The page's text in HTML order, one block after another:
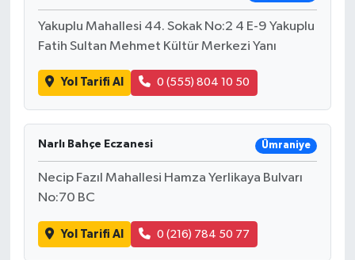
Yakuplu Mahallesi 44. Sokak No:2 4 E-9 Yakuplu
Fatih Sultan Mehmet Kültür Merkezi Yanı
Yol Tarifi Al 0 (555) 804 10 50
Narlı Bahçe Eczanesi Ümraniye
Necip Fazıl Mahallesi Hamza Yerlikaya Bulvarı
No:70 BC
Yol Tarifi Al 0 (216) 784 50 77
ROPORTAJ
YEREL YÖNETİM
MEDYA
SEÇİM 2011